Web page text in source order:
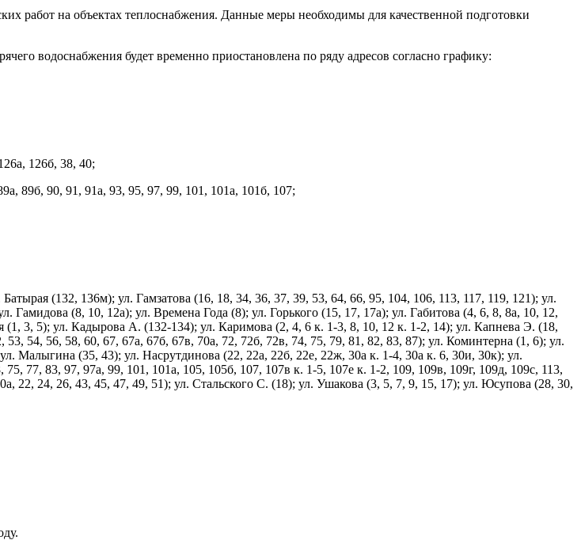
работ на объектах теплоснабжения. Данные меры необходимы для качественной подготовки
водоснабжения будет временно приостановлена по ряду адресов согласно графику:
126б, 38, 40;
89б, 90, 91, 91а, 93, 95, 97, 99, 101, 101а, 101б, 107;
(132, 136м); ул. Гамзатова (16, 18, 34, 36, 37, 39, 53, 64, 66, 95, 104, 106, 113, 117, 119, 121); ул.
Гамидова (8, 10, 12а); ул. Времена Года (8); ул. Горького (15, 17, 17а); ул. Габитова (4, 6, 8, 8а, 10, 12,
(1, 3, 5); ул. Кадырова А. (132-134); ул. Каримова (2, 4, 6 к. 1-3, 8, 10, 12 к. 1-2, 14); ул. Капнева Э. (18,
54, 56, 58, 60, 67, 67а, 67б, 67в, 70а, 72, 72б, 72в, 74, 75, 79, 81, 82, 83, 87); ул. Коминтерна (1, 6); ул.
Малыгина (35, 43); ул. Насрутдинова (22, 22а, 22б, 22е, 22ж, 30а к. 1-4, 30а к. 6, 30и, 30к); ул.
77, 83, 97, 97а, 99, 101, 101а, 105, 105б, 107, 107в к. 1-5, 107е к. 1-2, 109, 109в, 109г, 109д, 109с, 113,
22, 24, 26, 43, 45, 47, 49, 51); ул. Стальского С. (18); ул. Ушакова (3, 5, 7, 9, 15, 17); ул. Юсупова (28, 30,